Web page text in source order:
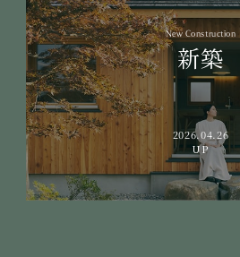
New Construction
新築
2026.04.26
UP